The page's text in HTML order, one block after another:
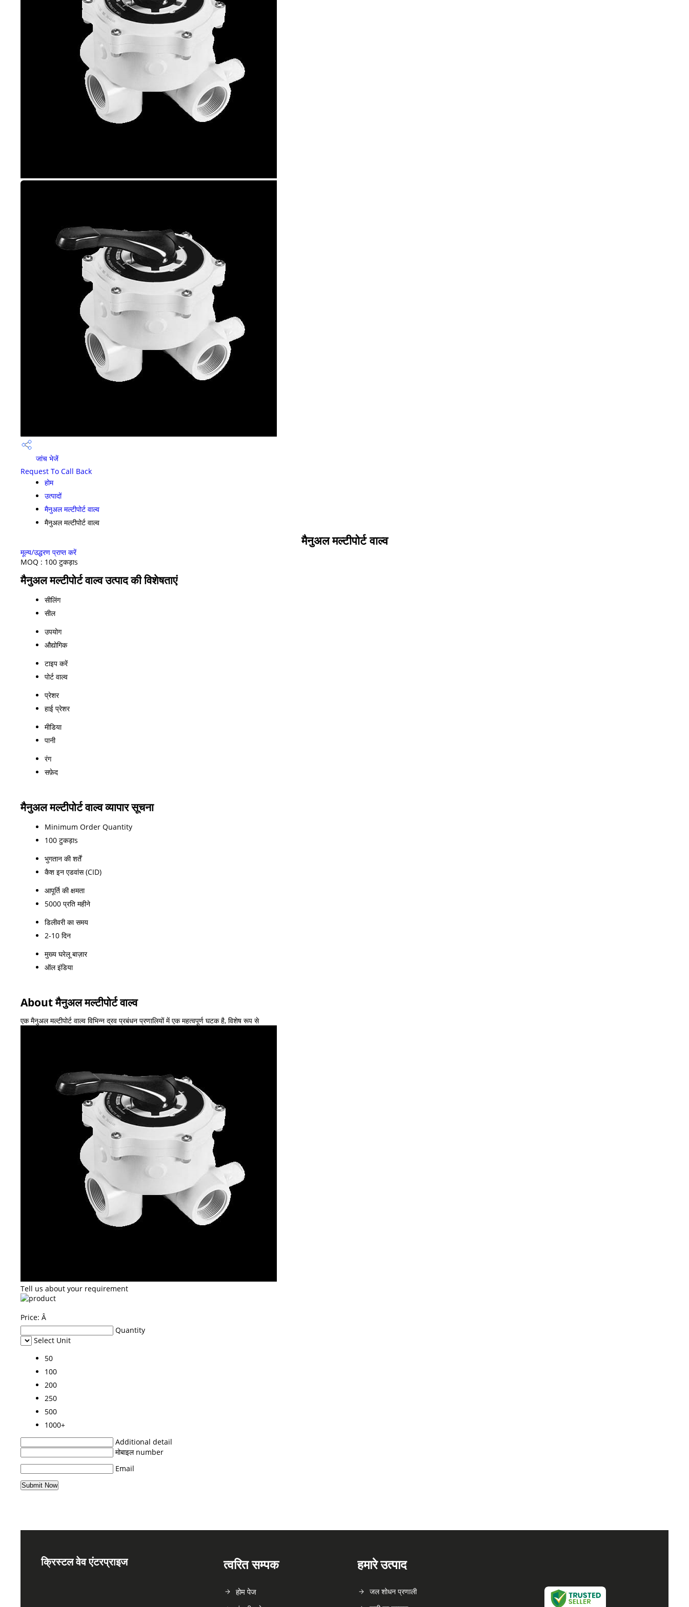
जांच भेजें
Request To Call Back
होम
उत्पादों
मैनुअल मल्टीपोर्ट वाल्व
मैनुअल मल्टीपोर्ट वाल्व
मैनुअल मल्टीपोर्ट वाल्व
मूल्य/उद्धरण प्राप्त करें
MOQ : 100 टुकड़ाs
मैनुअल मल्टीपोर्ट वाल्व उत्पाद की विशेषताएं
सीलिंग
सील
उपयोग
औद्योगिक
टाइप करें
पोर्ट वाल्व
प्रेशर
हाई प्रेशर
मीडिया
पानी
रंग
सफ़ेद
मैनुअल मल्टीपोर्ट वाल्व व्यापार सूचना
Minimum Order Quantity
100 टुकड़ाs
भुगतान की शर्तें
कैश इन एडवांस (CID)
आपूर्ति की क्षमता
5000 प्रति महीने
डिलीवरी का समय
2-10 दिन
मुख्य घरेलू बाज़ार
ऑल इंडिया
About मैनुअल मल्टीपोर्ट वाल्व
एक मैनुअल मल्टीपोर्ट वाल्व विभिन्न द्रव प्रबंधन प्रणालियों में एक महत्वपूर्ण घटक है, विशेष रूप से
Tell us about your requirement
Price: Â
Quantity
Select Unit
50
100
200
250
500
1000+
Additional detail
मोबाइल number
Email
क्रिस्टल वेव एंटरप्राइज त्वरित सम्पक
होम पेज
हमारे उत्पाद
जल शोधन प्रणाली